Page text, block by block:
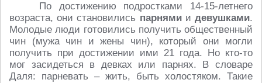
По достижению подростками 14-15-летнего
возраста, они становились парнямиидевушками.
Молодые люди готовились получить общественный
чин (мужа чин и жены чин), который они могли
получить при достижении ими 21 года. Но кто-то
мог засидеться в девках или парнях. В словаре
Даля: парневать – жить, быть холостяком. Такие